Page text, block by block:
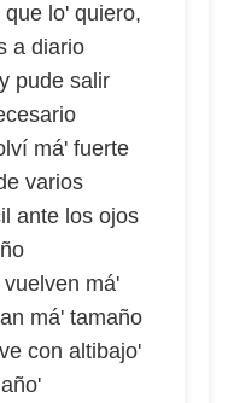
lo' quiero,
a diario
pude salir
má' fuerte
varios
ante los ojos
má'
má' tamaño
con altibajo'